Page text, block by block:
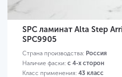
SPC ламинат Alta Step
SPC9905
Страна производства: Россия
Наличие фаски: с 4-х сторон
Класс применения: 43 класс